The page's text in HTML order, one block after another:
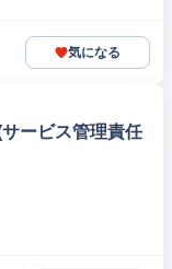
気になる
ービス管理責任